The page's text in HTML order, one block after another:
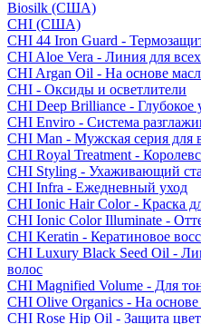
Biosilk (США)
CHI (США)
CHI 44 Iron Guard -
CHI Aloe Vera - Линия для
CHI Argan Oil - На основе
CHI - Оксиды и осветлители
CHI Deep Brilliance - Глубокое
CHI Enviro - Система
CHI Man - Мужская серия для
CHI Royal Treatment -
CHI Styling - Ухаживающий
CHI Infra - Ежедневный уход
CHI Ionic Hair Color - Краска
CHI Ionic Color Illuminate -
CHI Keratin - Кератиновое
CHI Luxury Black Seed Oil -
волос
CHI Magnified Volume - Для
CHI Olive Organics - На
CHI Rose Hip Oil - Защита